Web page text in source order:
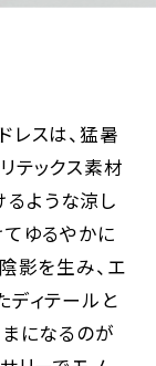
レスは、猛暑
テックス素材
るような涼し
てゆるやかに
影を生み、エ
ディテールと
になるのが